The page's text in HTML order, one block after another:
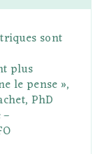
o
l
r sont
plus
le pense »,
PhD